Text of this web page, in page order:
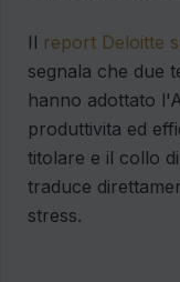
Il report Deloitte
segnala che due
hanno adottato
produttivita ed
titolare e il collo
traduce
stress.